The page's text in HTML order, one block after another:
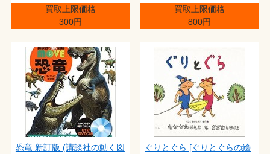
買取上限価格
300円
買取上限価格
800円
恐竜 新訂版 (講談社の動く図
ぐりとぐら [ぐりとぐらの絵